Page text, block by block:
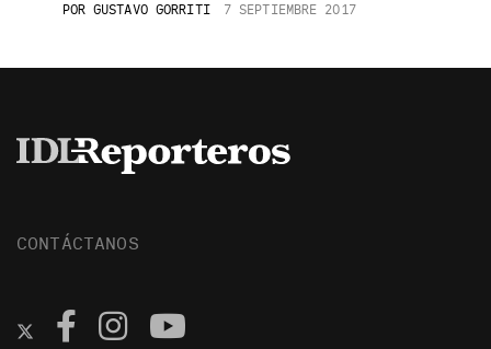
POR GUSTAVO GORRITI 7 SEPTIEMBRE 2017
CONTÁCTANOS